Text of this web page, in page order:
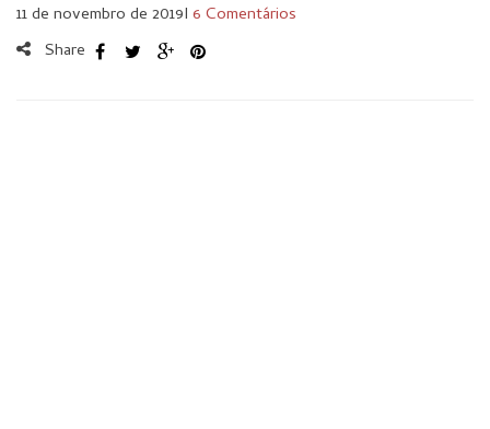
11 de novembro de 2019I 6 Comentários
Share